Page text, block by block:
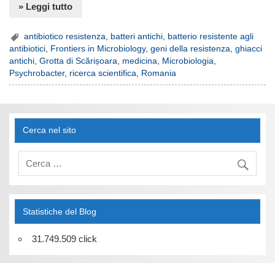
» Leggi tutto
antibiotico resistenza, batteri antichi, batterio resistente agli
antibiotici, Frontiers in Microbiology,geni della resistenza,ghiacci
antichi,Grotta di Scărișoara, medicina, Microbiologia,
Psychrobacter, ricerca scientifica, Romania
Cerca nel sito
Statistiche del Blog
31.749.509 click